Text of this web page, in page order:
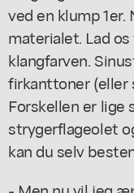
ved en klump
materialet. Lad
klangfarven.
firkanttoner (eller
Forskellen er lige
strygerflageolet
kan du selv